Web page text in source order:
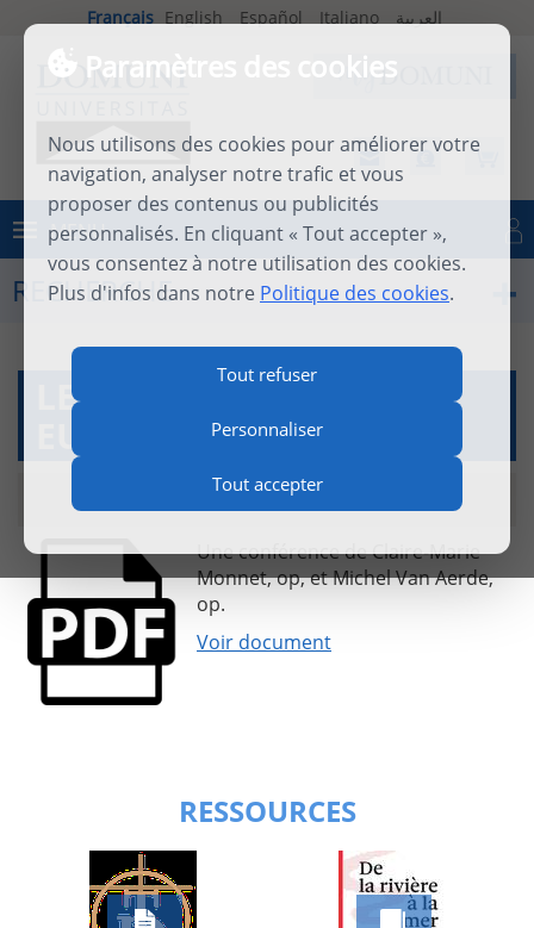
Paramètres des cookies
Nous utilisons des cookies pour améliorer votre
navigation, analyser notre trafic et vous
proposer des contenus ou publicités
personnalisés. En cliquant « Tout accepter »,
vous consentez à notre utilisation des cookies.
Plus d'infos dans notre Politique des cookies.
Tout refuser
Personnaliser
Tout accepter
Français English Español Italiano العربية
MENU Se connecter
RECHERCHE
LEVINAS ET LA CULTURE
EUROPÉENNE
13 mai 2014|documento
Une conférence de Claire-Marie
Monnet, op, et Michel Van Aerde,
op.
Voir document
RESSOURCES